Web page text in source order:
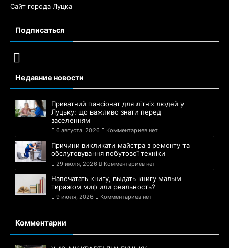
Сайт города Луцка
Подписаться
Недавние новости
Приватний пансіонат для літніх людей у
Луцьку: що важливо знати перед
заселенням
6 августа, 2026 Комментариев нет
Причини викликати майстра з ремонту та
обслуговування побутової техніки
29 июля, 2026 Комментариев нет
Напечатать книгу, выдать книгу малым
тиражом миф или реальность?
9 июля, 2026 Комментариев нет
Комментарии